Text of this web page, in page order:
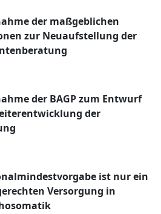
der maßgeblichen
zur Neuaufstellung der
der BAGP zum Entwurf
der
ist nur ein
Versorgung in